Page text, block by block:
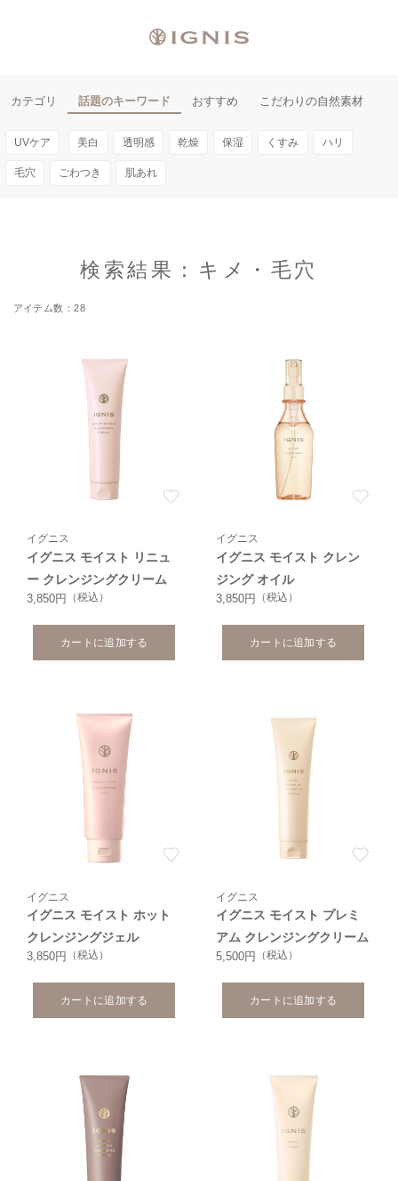
カテゴリ 話題のキーワード おすすめ こだわりの自然素材
UVケア 美白 透明感 乾燥 保湿 くすみ ハリ
毛穴 ごわつき 肌あれ
検索結果：キメ・毛穴
28
イグニス
イグニス モイスト リニュ
ー クレンジングクリーム
3,850円 （税込）
カートに追加する
イグニス
イグニス モイスト クレン
ジング オイル
3,850円 （税込）
カートに追加する
イグニス
イグニス モイスト ホット
クレンジングジェル
3,850円 （税込）
カートに追加する
イグニス
イグニス モイスト プレミ
アム クレンジングクリーム
5,500円 （税込）
カートに追加する